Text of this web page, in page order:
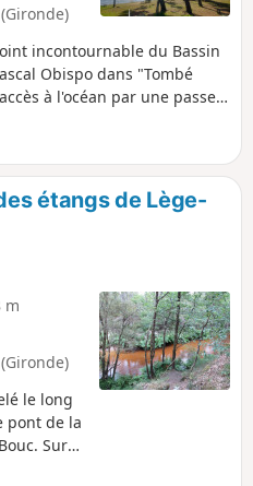
incontournable du Bassin
Obispo dans "Tombé
à l'océan par une passe
accéder à la Réserve
et rejoindre les plages
ostréicole de Grand
et pleine de charme.
étangs de Lège-
m
le long
pont de la
Sur